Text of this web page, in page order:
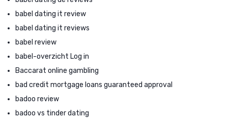
babel dating it review
babel dating it reviews
babel review
babel-overzicht Log in
Baccarat online gambling
bad credit mortgage loans guaranteed approval
badoo review
badoo vs tinder dating